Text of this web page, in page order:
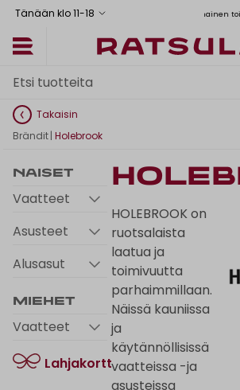
Tänään klo 11-18 Toimituskulut alk. 6,90€
Ilmainen toimitus
Takaisin
Brändit| Holebrook
Naiset
Vaatteet
Asusteet
Alusasut
Miehet
Vaatteet
Lahjakortti
HOLEBROOK on
ruotsalaista
laatua ja
toimivuutta
parhaimmillaan.
Näissä kauniissa
ja
käytännöllisissä
vaatteissa -ja
asusteissa